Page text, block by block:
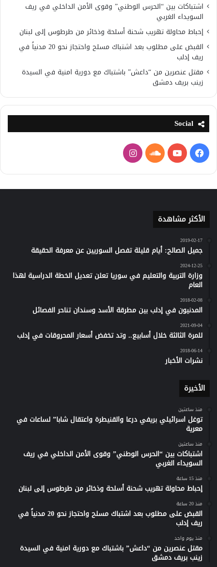
اشتباكات بين “الحرس الوطني” وقوى الأمن الداخلي في ريف
السويداء الغربي
إحباط محاولة تهريب شحنة أسلحة وذخائر من طرطوس إلى لبنان
القبض على مطلوب بعد اشتباك مسلح واحتجاز نحو 20 مدنياً في
ريف إدلب
مقتل عنصرين من “داعش” باشتباك مع دورية امنية في السيدة
زينب بريف دمشق
Social
فيسبوكيوتيوبساوند
كلاود
انستقرام
الأكثر مشاهدة
2019-02-17
جميل الصالح: أيام قليلة تفصل السوريين عن معرفة الحقيقة
2024-12-25
وزارة التربية والتعليم في سوريا تعلن تعديل الخطة الدراسية لهذا
العام
2018-02-08
المدنيون في إدلب بين مطرقة الأسد وسندان تناحر الفصائل
2021-09-04
للمرة الثالثة خلال أسابيع.. وتد تخفض أسعار المحروقات في إدلب
2018-06-14
نشرات الأخبار
الأخيرة
منذ ساعتين
توغل اسرائيلي بريفي درعا والقنيطرة واعتقال شابا” لساعات في
معرية
منذ ساعتين
اشتباكات بين “الحرس الوطني” وقوى الأمن الداخلي في ريف
السويداء الغربي
منذ 15 ساعة
إحباط محاولة تهريب شحنة أسلحة وذخائر من طرطوس إلى لبنان
منذ 20 ساعة
القبض على مطلوب بعد اشتباك مسلح واحتجاز نحو 20 مدنياً في
ريف إدلب
منذ يوم واحد
مقتل عنصرين من “داعش” باشتباك مع دورية امنية في السيدة
زينب بريف دمشق